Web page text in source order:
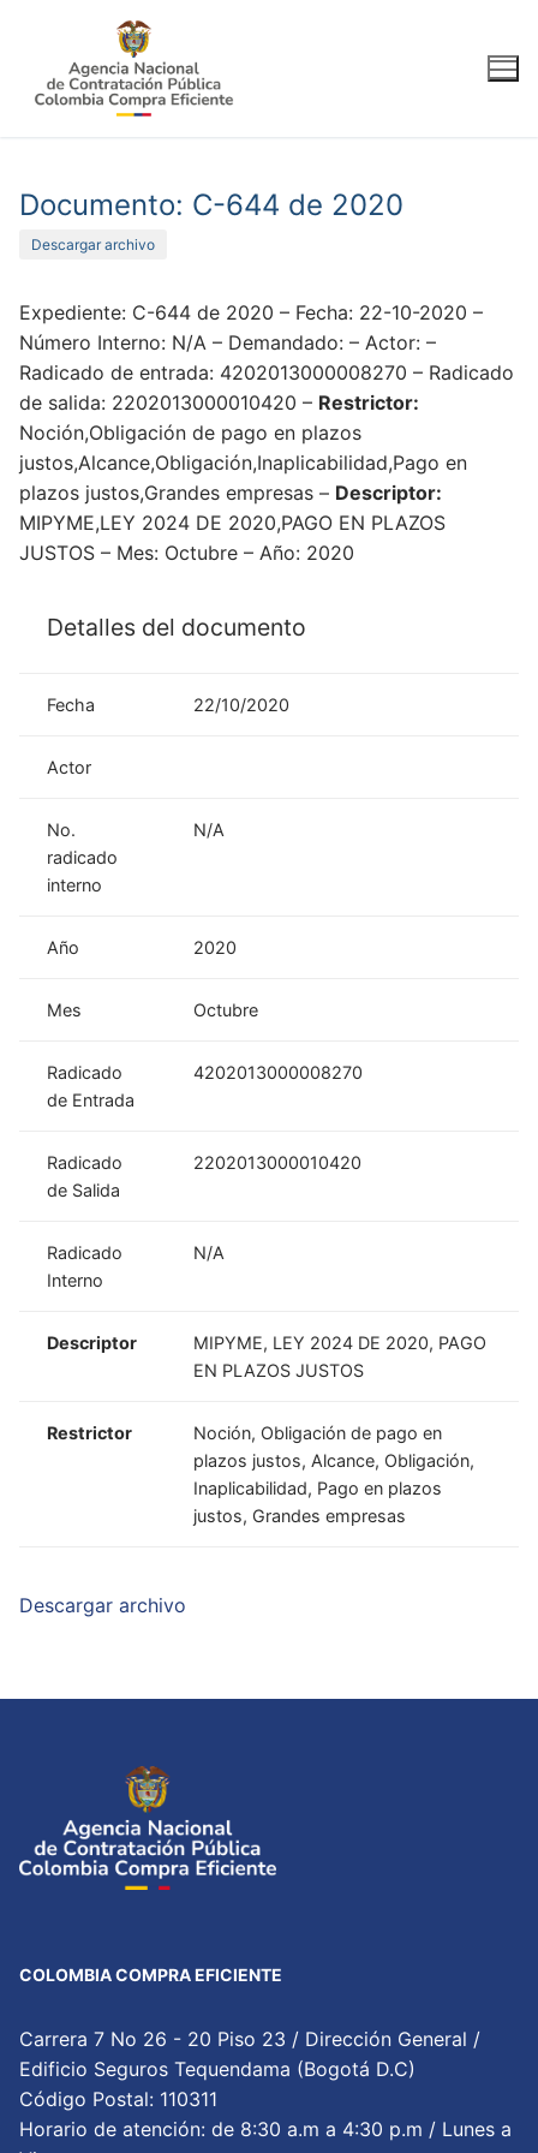
contenido
Documento: C-644 de 2020
Descargar archivo
Expediente: C-644 de 2020 – Fecha: 22-10-2020 –
Número Interno: N/A – Demandado: – Actor: –
Radicado de entrada: 4202013000008270 – Radicado
de salida: 2202013000010420 – Restrictor:
Noción,Obligación de pago en plazos
justos,Alcance,Obligación,Inaplicabilidad,Pago en
plazos justos,Grandes empresas – Descriptor:
MIPYME,LEY 2024 DE 2020,PAGO EN PLAZOS
JUSTOS – Mes: Octubre – Año: 2020
Detalles del documento
Fecha 22/10/2020
Actor
No.
radicado
interno
N/A
Año 2020
Mes Octubre
Radicado
de Entrada
4202013000008270
Radicado
de Salida
2202013000010420
Radicado
Interno
N/A
Descriptor
MIPYME, LEY 2024 DE 2020, PAGO
EN PLAZOS JUSTOS
Restrictor
Noción, Obligación de pago en
plazos justos, Alcance, Obligación,
Inaplicabilidad, Pago en plazos
justos, Grandes empresas
Descargar archivo
COLOMBIA COMPRA EFICIENTE
Carrera 7 No 26 - 20 Piso 23 / Dirección General /
Edificio Seguros Tequendama (Bogotá D.C)
Código Postal: 110311
Horario de atención: de 8:30 a.m a 4:30 p.m / Lunes a